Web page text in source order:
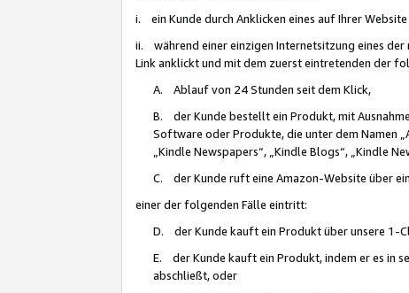
i. ein Kunde durch Anklicken eines auf Ihrer
ii. während einer einzigen Internetsitzung eines der
Link anklickt und mit dem zuerst eintretenden der
A. Ablauf von 24 Stunden seit dem Klick,
B. der Kunde bestellt ein Produkt, mit
Software oder Produkte, die unter dem Namen
„Kindle Newspapers“, „Kindle Blogs“, „Kindle
C. der Kunde ruft eine Amazon-Website über
einer der folgenden Fälle eintritt:
D. der Kunde kauft ein Produkt über unsere 1-
E. der Kunde kauft ein Produkt, indem er es in
abschließt, oder